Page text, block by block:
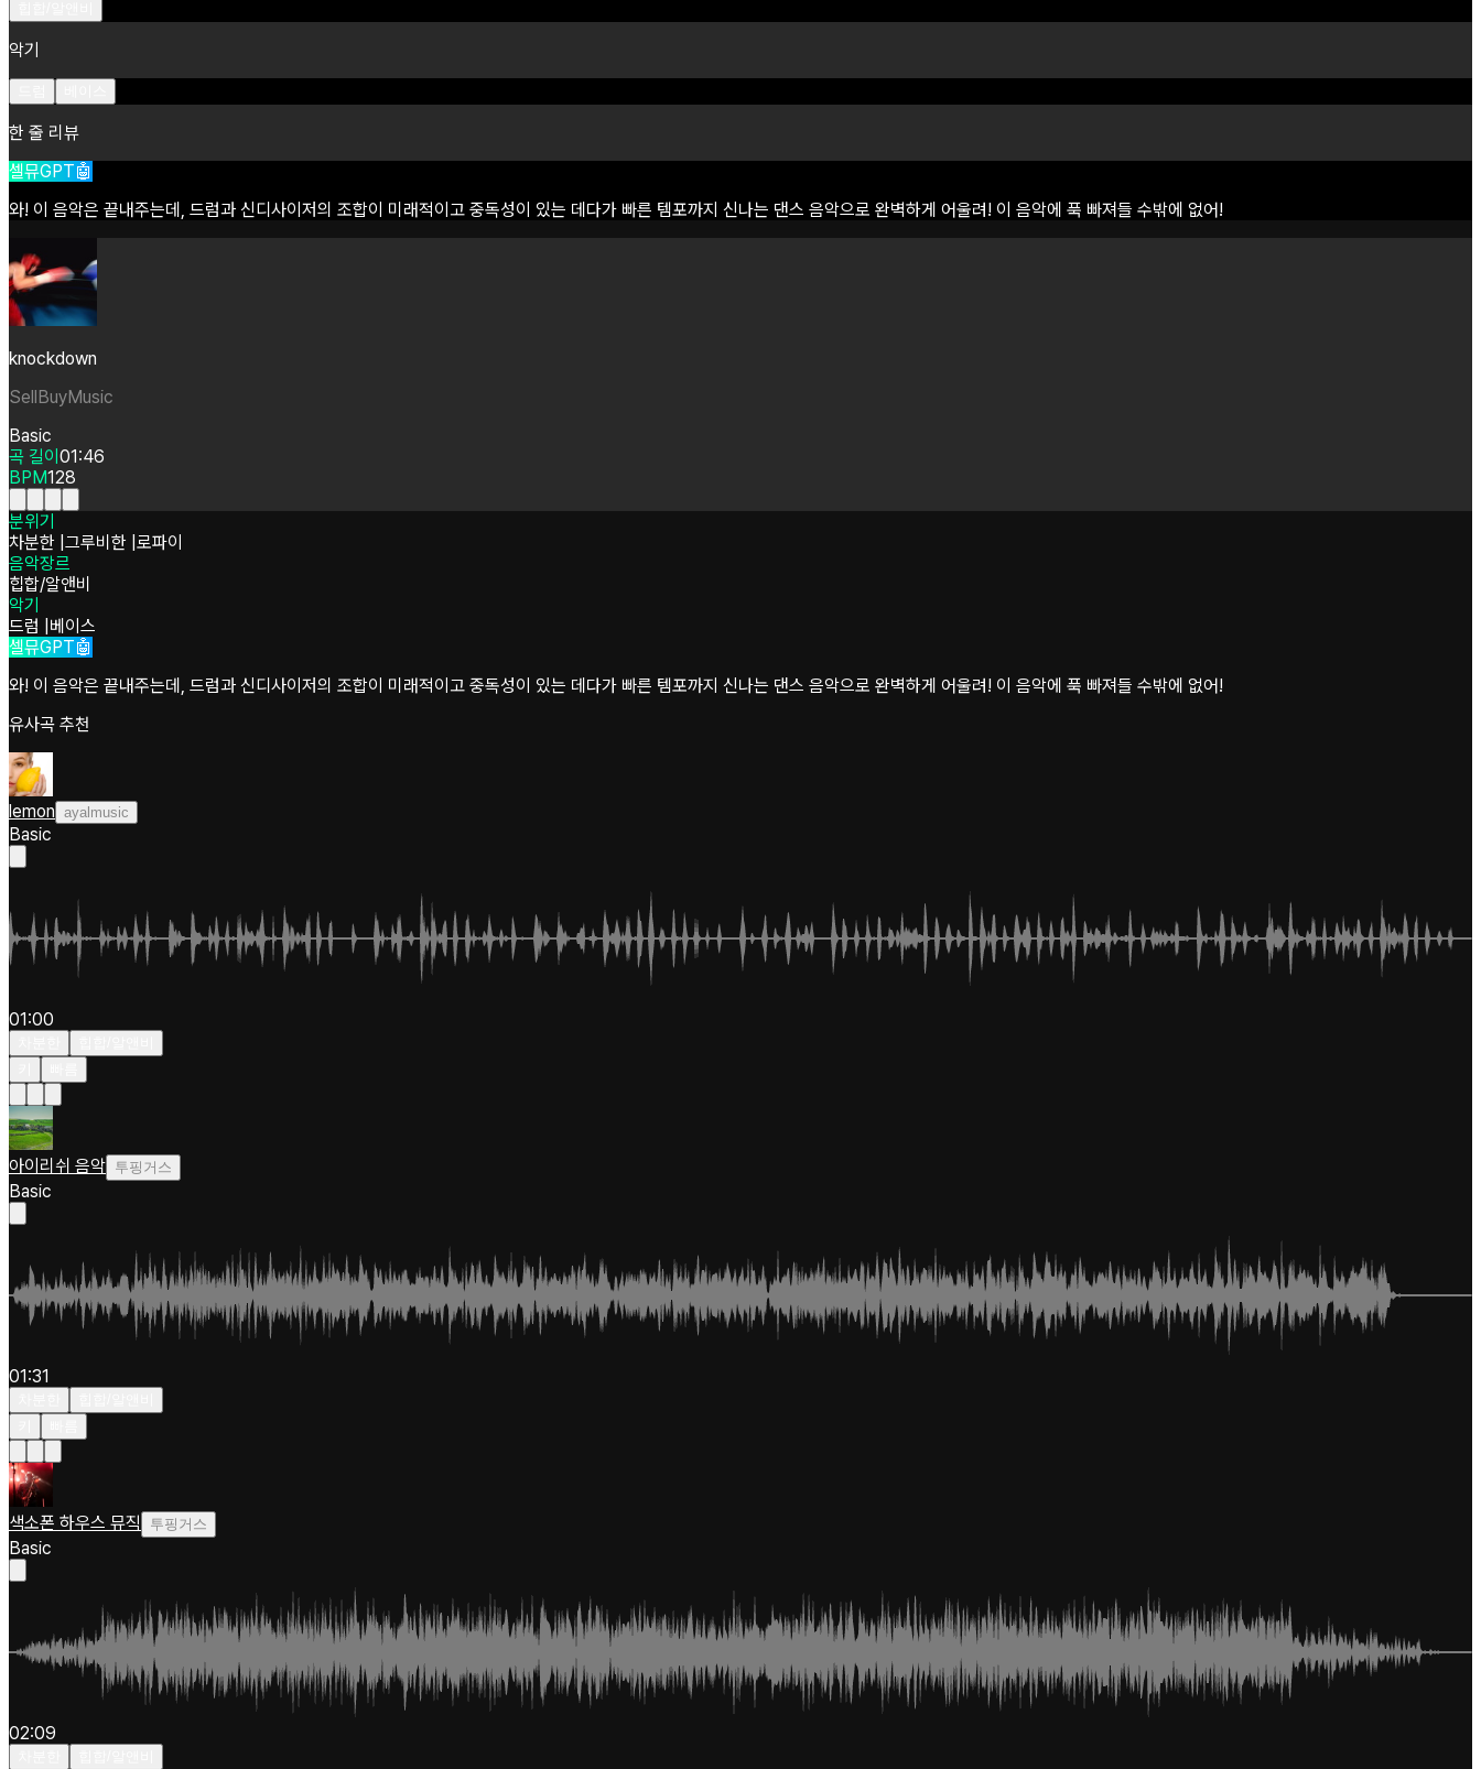
악기
한 줄 리뷰
셀뮤GPT🤖
와! 이 음악은 끝내주는데, 드럼과 신디사이저의 조합이 미래적이고 중독성이 있는 데다가 빠른 템포까지 신나는 댄스 음악으로 완벽하게 어울려! 이 음악에 푹 빠져들 수밖에 없어!
knockdown
SellBuyMusic
Basic
곡 길이 01:46
BPM128
분위기
차분한 그루비한 로파이
음악장르
힙합/알앤비
악기
드럼
베이스
셀뮤GPT🤖
와! 이 음악은 끝내주는데, 드럼과 신디사이저의 조합이 미래적이고 중독성이 있는 데다가 빠른 템포까지 신나는 댄스 음악으로 완벽하게 어울려! 이 음악에 푹 빠져들 수밖에 없어!
유사곡 추천
lemon ayalmusic
Basic
01:00
아이리쉬 음악 투핑거스
Basic
01:31
색소폰 하우스 뮤직 투핑거스
Basic
02:09